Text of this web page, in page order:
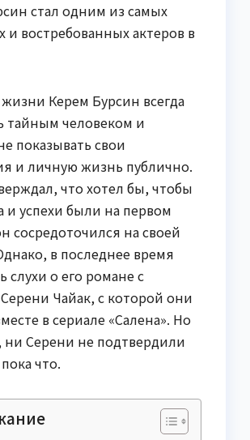
стал одним из самых
и востребованных актеров в
Керем Бурсин всегда
тайным человеком и
показывать свои
и личную жизнь публично.
что хотел бы, чтобы
и успехи были на первом
сосредоточился на своей
в последнее время
слухи о его романе с
Чайак, с которой они
в сериале «Салена». Но
ни Серени не подтвердили
что.